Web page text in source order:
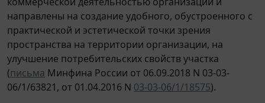
направлены на создание удобного, обустроенного с
практической и эстетической точки зрения
пространства на территории организации, на
улучшение потребительских свойств участка
(письма Минфина России от 06.09.2018 N 03-03-
06/1/63821, от 01.04.2016 N 03-03-06/1/18575).